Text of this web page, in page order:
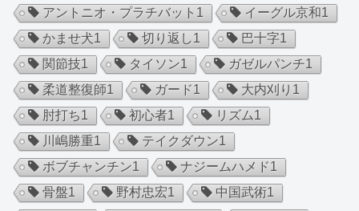
アントニオ・プラチバット 1 イーグル京和1
かませ犬1 切り返し1 巴十字1
関節技1 タイソン1 ガゼルパンチ1
柔道整復師1 ガード1 大内刈り 1
肘打ち1 初心者1 リズム1
川嶋勝重1 テイクダウン1
ボブチャンチン1 ナジームハメド1
骨盤1 野村忠宏1 中国武術1